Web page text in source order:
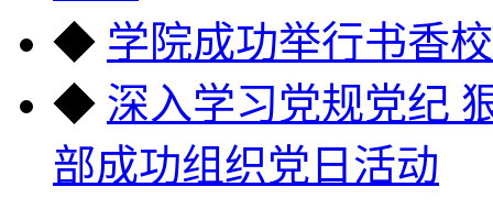
◆ 学院成功举行书香
◆ 深入学习党规党纪
部成功组织党日活动